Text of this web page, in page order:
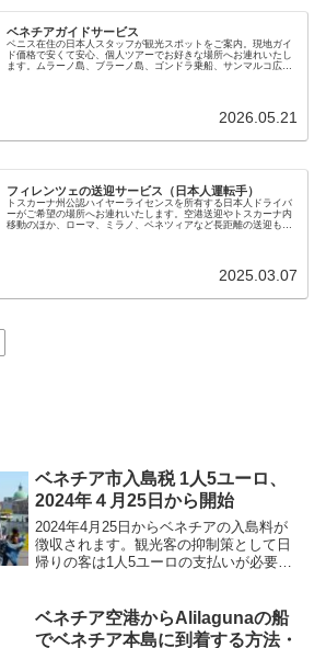
ベネチアガイドサービス
ベニス在住の日本人スタッフが観光スポットをご案内。現地ガイ
ド価格で安くて安心、個人ツアーでお好きな場所へお連れいたし
ます。ムラーノ島、ブラーノ島、ゴンドラ乗船、サンマルコ広
2026.05.21
フィレンツェの送迎サービス（日本人運転手）
トスカーナ州公認ハイヤーライセンスを所有する日本人ドライバ
ーがご希望の場所へお連れいたします。空港送迎やトスカーナ内
移動のほか、ローマ、ミラノ、ベネツィアなど長距離の送迎も可
2025.03.07
ベネチア市入島税 1人5ユーロ、
2024年４月25日から開始
2024年4月25日からベネチアの入島料が
徴収されます。観光客の抑制策として日
帰りの客は1人5ユーロの支払いが必要で
セル方法などを画像付きで解説します
ベネチア空港からAlilagunaの船
でベネチア本島に到着する方法・